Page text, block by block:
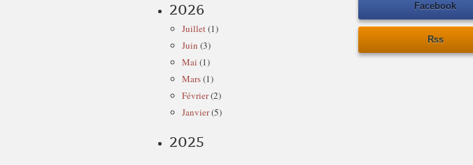
2026
Juillet(1)
Juin (3)
Mai (1)
Mars(1)
Février(2)
Janvier(5)
2025
Facebook
Rss